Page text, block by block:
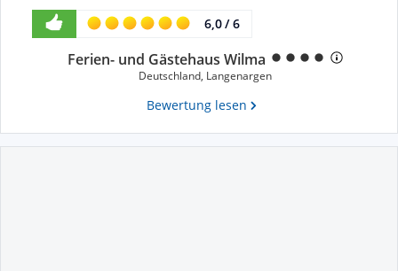
6,0/ 6
Ferien- und Gästehaus Wilma
Deutschland, Langenargen
Bewertung lesen